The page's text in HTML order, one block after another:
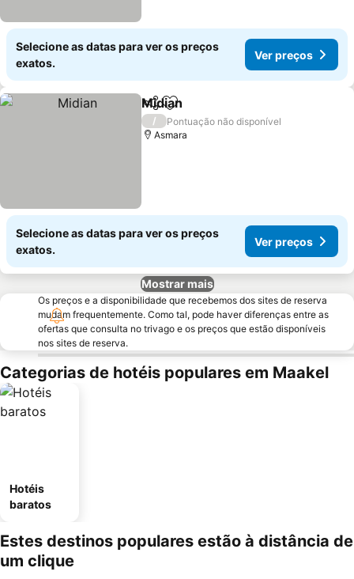
Selecione as datas para ver os preços
exatos.
Ver preços
PartilharAdicionar aos favoritos
Midian
/
Pontuação não disponível
Asmara
Selecione as datas para ver os preços
exatos.
Ver preços
Mostrar mais
Os preços e a disponibilidade que recebemos dos sites de reserva
mudam frequentemente. Como tal, pode haver diferenças entre as
ofertas que consulta no trivago e os preços que estão disponíveis
nos sites de reserva.
Categorias de hotéis populares em Maakel
Hotéis
baratos
Estes destinos populares estão à distância de
um clique